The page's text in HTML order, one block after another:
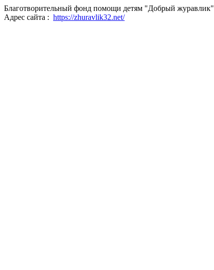
Благотворительный фонд помощи детям "Добрый журавлик"
Адрес сайта : https://zhuravlik32.net/